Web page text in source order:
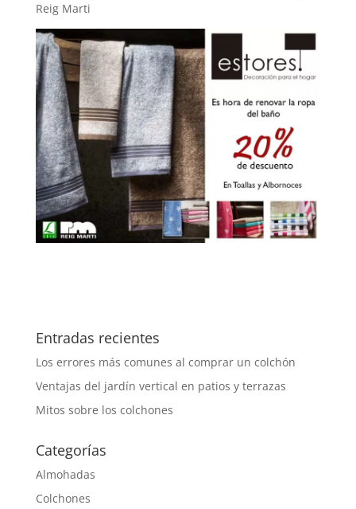
Reig Marti
Entradas recientes
Los errores más comunes al comprar un colchón
Ventajas del jardín vertical en patios y terrazas
Mitos sobre los colchones
Categorías
Almohadas
Colchones